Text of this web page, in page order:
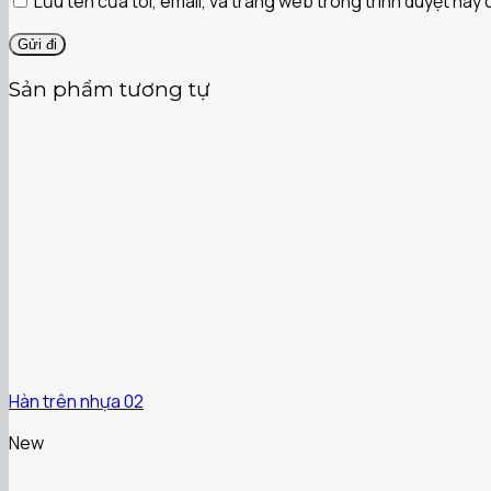
Sản phẩm tương tự
Hàn trên nhựa 02
New